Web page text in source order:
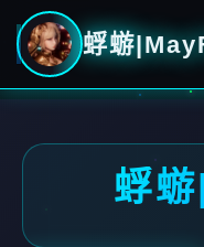
蜉蝣
蜉